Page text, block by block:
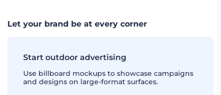
Let your brand be at every corner
Start outdoor advertising
Use billboard mockups to showcase campaigns
and designs on large-format surfaces.